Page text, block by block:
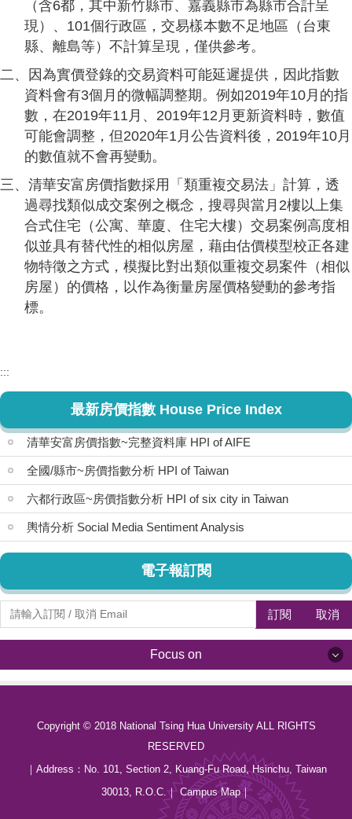
（含6都，其中新竹縣市、嘉義縣市為縣市合計呈
現）、101個行政區，交易樣本數不足地區（台東
縣、離島等）不計算呈現，僅供參考。
二、因為實價登錄的交易資料可能延遲提供，因此指數
資料會有3個月的微幅調整期。例如2019年10月的指
數，在2019年11月、2019年12月更新資料時，數值
可能會調整，但2020年1月公告資料後，2019年10月
的數值就不會再變動。
三、清華安富房價指數採用「類重複交易法」計算，透
過尋找類似成交案例之概念，搜尋與當月2樓以上集
合式住宅（公寓、華廈、住宅大樓）交易案例高度相
似並具有替代性的相似房屋，藉由估價模型校正各建
物特徵之方式，模擬比對出類似重複交易案件（相似
房屋）的價格，以作為衡量房屋價格變動的參考指
標。
:::
最新房價指數 House Price Index
清華安富房價指數~完整資料庫 HPI of AIFE
全國/縣市~房價指數分析 HPI of Taiwan
六都行政區~房價指數分析 HPI of six city in Taiwan
輿情分析 Social Media Sentiment Analysis
電子報訂閱
訂閱 取消
Focus on
Focus on
最新消息 News
關於我們 About us
Copyright © 2018 National Tsing Hua University ALL RIGHTS
RESERVED
｜Address： No. 101, Section 2, Kuang-Fu Road, Hsinchu, Taiwan
30013, R.O.C.｜ Campus Map｜